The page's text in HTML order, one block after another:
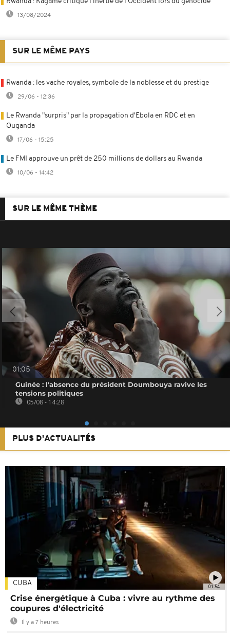
13/08/2024
SUR LE MÊME PAYS
Rwanda : les vache royales, symbole de la noblesse et du prestige
29/06 - 12:36
Le Rwanda "surpris" par la propagation d'Ebola en RDC et en
Ouganda
17/06 - 15:25
Le FMI approuve un prêt de 250 millions de dollars au Rwanda
10/06 - 14:42
SUR LE MÊME THÈME
01:05
Guinée : l'absence du président Doumbouya ravive les
tensions politiques
05/08 - 14:28
PLUS D'ACTUALITÉS
01:54
CUBA
Crise énergétique à Cuba : vivre au rythme des
coupures d'électricité
Il y a 7 heures